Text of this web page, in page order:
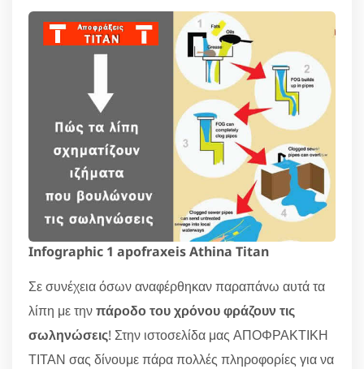
Infographic 1 apofraxeis Athina Titan
Σε συνέχεια όσων αναφέρθηκαν παραπάνω αυτά τα
λίπη με τηνπάροδο του χρόνου φράζουν τις
σωληνώσεις! Στην ιστοσελίδα μας ΑΠΟΦΡΑΚΤΙΚΗ
ΤΙΤΑΝ σας δίνουμε πάρα πολλές πληροφορίες για να